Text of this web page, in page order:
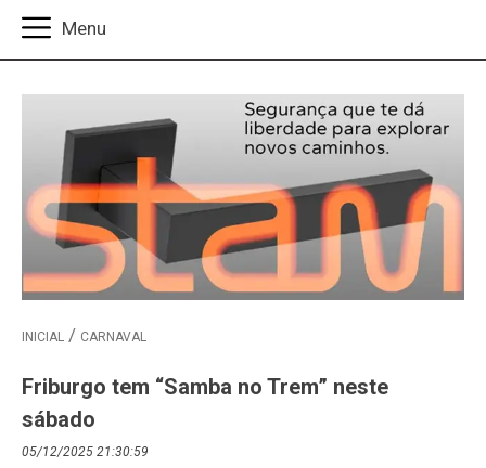
INICIAL CARNAVAL
Friburgo tem “Samba no Trem” neste
sábado
05/12/2025 21:30:59